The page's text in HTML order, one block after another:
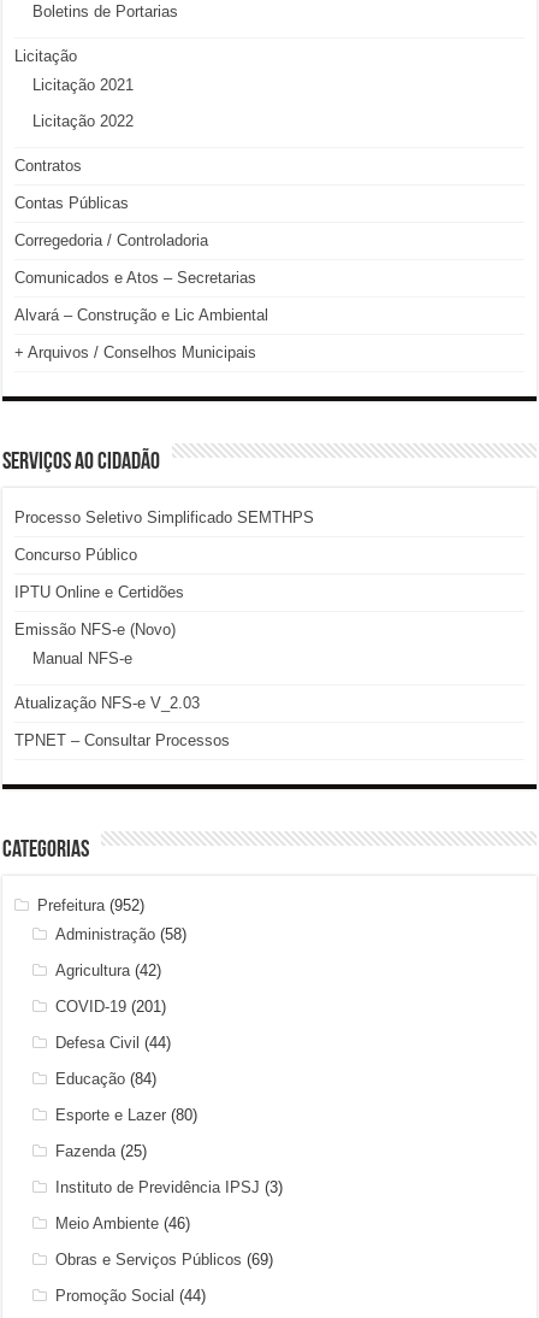
Boletins de Portarias
Licitação
Licitação 2021
Licitação 2022
Contratos
Contas Públicas
Corregedoria / Controladoria
Comunicados e Atos – Secretarias
Alvará – Construção e Lic Ambiental
+ Arquivos / Conselhos Municipais
SERVIÇOS AO CIDADÃO
Processo Seletivo Simplificado SEMTHPS
Concurso Público
IPTU Online e Certidões
Emissão NFS-e (Novo)
Manual NFS-e
Atualização NFS-e V_2.03
TPNET – Consultar Processos
Categorias
Prefeitura (952)
Administração (58)
Agricultura (42)
COVID-19 (201)
Defesa Civil (44)
Educação (84)
Esporte e Lazer (80)
Fazenda (25)
Instituto de Previdência IPSJ (3)
Meio Ambiente (46)
Obras e Serviços Públicos (69)
Promoção Social (44)